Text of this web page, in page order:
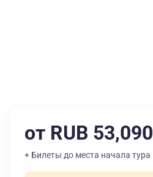
от RUB 53,090
+ Билеты до места начала тура